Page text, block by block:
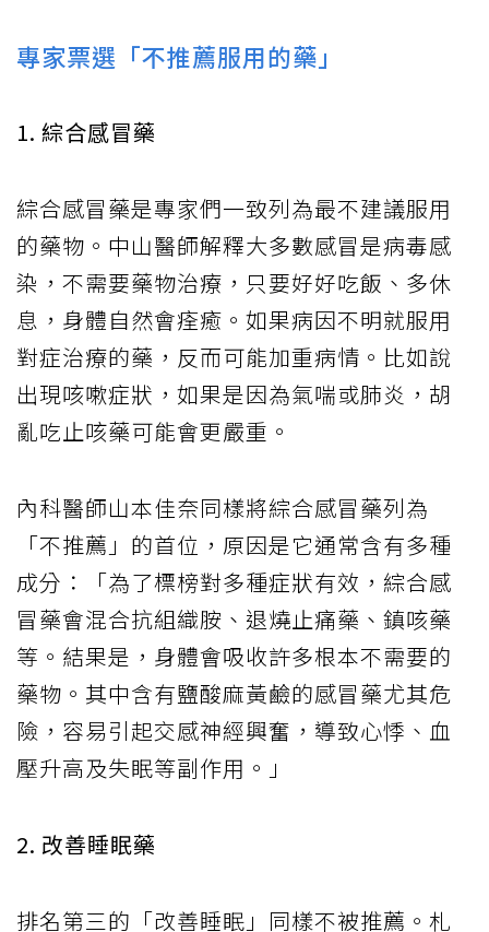
專家票選「不推薦服用的藥」
1. 綜合感冒藥
綜合感冒藥是專家們一致列為最不建議服用
的藥物。中山醫師解釋大多數感冒是病毒感
染，不需要藥物治療，只要好好吃飯、多休
息，身體自然會痊癒。如果病因不明就服用
對症治療的藥，反而可能加重病情。比如說
出現咳嗽症狀，如果是因為氣喘或肺炎，胡
亂吃止咳藥可能會更嚴重。
內科醫師山本佳奈同樣將綜合感冒藥列為
「不推薦」的首位，原因是它通常含有多種
成分：「為了標榜對多種症狀有效，綜合感
冒藥會混合抗組織胺、退燒止痛藥、鎮咳藥
等。結果是，身體會吸收許多根本不需要的
藥物。其中含有鹽酸麻黃鹼的感冒藥尤其危
險，容易引起交感神經興奮，導致心悸、血
壓升高及失眠等副作用。」
2. 改善睡眠藥
排名第三的「改善睡眠」同樣不被推薦。札